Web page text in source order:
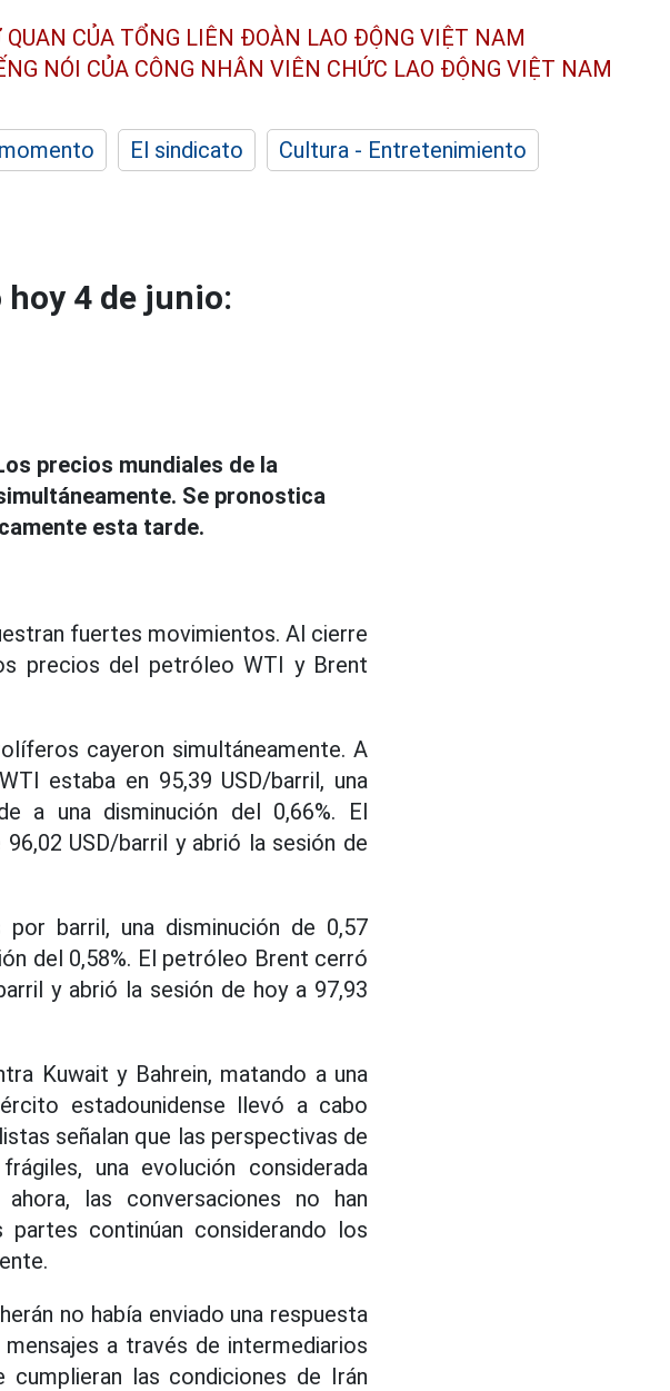
QUAN CỦA TỔNG LIÊN ĐOÀN LAO ĐỘNG VIỆT NAM
NÓI CỦA CÔNG NHÂN VIÊN CHỨC LAO ĐỘNG VIỆT NAM
El sindicato
Cultura - Entretenimiento
hoy 4 de junio:
precios mundiales de la
Se pronostica
esta tarde.
fuertes movimientos. Al cierre
precios del petróleo WTI y Brent
cayeron simultáneamente. A
estaba en 95,39 USD/barril, una
a una disminución del 0,66%. El
USD/barril y abrió la sesión de
barril, una disminución de 0,57
del 0,58%. El petróleo Brent cerró
y abrió la sesión de hoy a 97,93
Kuwait y Bahrein, matando a una
estadounidense llevó a cabo
señalan que las perspectivas de
una evolución considerada
las conversaciones no han
continúan considerando los
no había enviado una respuesta
a través de intermediarios
las condiciones de Irán